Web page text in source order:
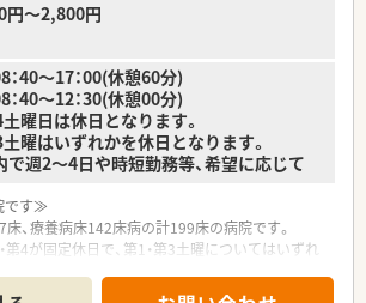
円～2,800円
40～17：00(休憩60分)
～12：30(休憩00分)
曜日は休日となります。
曜はいずれかを休日となります。
週2～4日や時短勤務等、希望に応じて
です≫
、療養病床142床病の計199床の病院です。
4が固定休日で、第1・第3土曜についてはいずれ